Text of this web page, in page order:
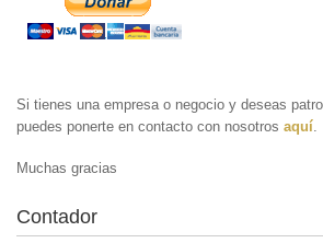
Si tienes una empresa o negocio y deseas
puedes ponerte en contacto con nosotros aquí
Muchas gracias
Contador